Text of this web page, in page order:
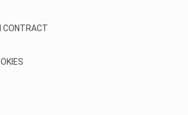
CONTRACT